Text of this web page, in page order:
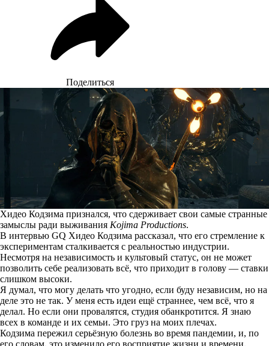
Поделиться
Хидео Кодзима признался, что сдерживает свои самые странные
замыслы ради выживания Kojima Productions.
В интервью GQ Хидео Кодзима рассказал, что его стремление к
экспериментам сталкивается с реальностью индустрии.
Несмотря на независимость и культовый статус, он не может
позволить себе реализовать всё, что приходит в голову — ставки
слишком высоки.
Я думал, что могу делать что угодно, если буду независим, но на
деле это не так. У меня есть идеи ещё страннее, чем всё, что я
делал. Но если они провалятся, студия обанкротится. Я знаю
всех в команде и их семьи. Это груз на моих плечах.
Кодзима пережил серьёзную болезнь во время пандемии, и, по
его словам, это изменило его восприятие жизни и времени.